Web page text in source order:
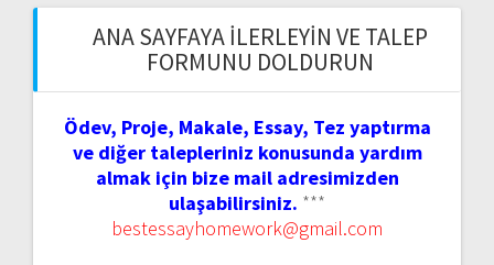
ANA SAYFAYA İLERLEYIN VE TALEP
FORMUNU DOLDURUN
Ödev, Proje, Makale, Essay, Tez yaptırma
ve diğer talepleriniz konusunda yardım
almak için bize mail adresimizden
ulaşabilirsiniz. ***
bestessayhomework@gmail.com